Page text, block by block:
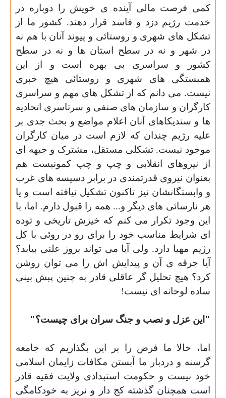
کمی فرصت مالی آینده ی خویش را دوباره در
خدمت رژیم دزد و فاسد قرار دهند. کشور ما از
تشکل های شهری و روستائی و پیوند آنان با هم نه
در شهر و نه در سطح استان ها و نه در سطح
کشور و سراسری بی بهره است و از این
همبستگی های شهری و روستائی هیچ خبری
نیست. می دانم که از تشکل های مهم و سراسری
کارگران و سازمان های صنفی و سرتاسری اتحادیه
ها و سندیکاهای آنان اعلام مواضع و بحث جدی بر
علیه رژیم چندان که لازم است در میان کارگران
موجود نیست. تشکلی مستقل، مشترک و جبهه ای
از نیروهای انقلابی و چپ و چپ کمونیست هم
بعنوان نیروی قدرتمندی در برابر دسیسه های غرب
و وابستگانشان نیز تاکنون تشکیل نیافته است و یا
هر نارسائی های دیگر و... همه را قبول دارم. اما، با
این وجود تکرار می کنم که خیزش تاریخی و توده
ای شرایط مناسب خود را برای رو در روئی با کل
رژیم مهیا دارد. ولی آیا می تواند بروز علنی بیابد؟
آیا جرقه ی آن و پیدایش اش را می توان روشن
کرد؟ هیچ تحلیل گر عاقلی قادر به چنین پبش بینی
ساده لوحانه ای نیست!
"این عزل و نصب و جنگ سران برای چیست؟"
اما، حالا ما فرض را بر این بگذاریم که جامعه
گرسنه و دردبار ما آبستن مکافات زایمان اسلامی
خود نیست و حکومت استبدادی ولایت فقیه قادر
است همچنان گذشته کج دار و نریز به خودکامگی